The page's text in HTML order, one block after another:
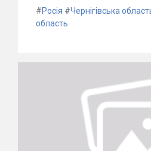
#Росія #Чернігівська
область